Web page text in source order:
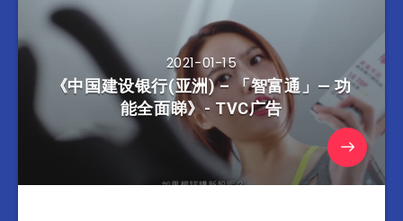
2021-01-15
《中国建设银行(亚洲) – 「智富通」— 功
能全面睇》- TVC广告